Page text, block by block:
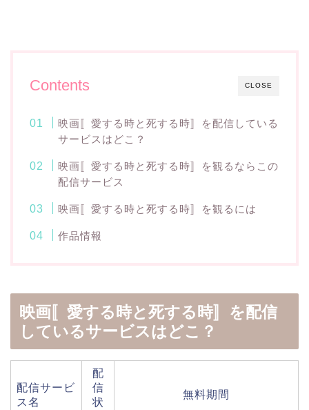
CLOSE
Contents
映画〚愛する時と死する時〛を配信している
サービスはどこ？
映画〚愛する時と死する時〛を観るならこの
配信サービス
映画〚愛する時と死する時〛を観るには
作品情報
映画〚愛する時と死する時〛を配信
しているサービスはどこ？
配信サービ
ス名
配
信
状
無料期間